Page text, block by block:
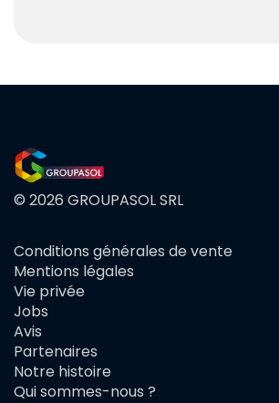
© 2026 GROUPASOL SRL
FOOTER
MENU
Conditions générales de vente
Mentions légales
Vie privée
Jobs
Avis
Partenaires
Notre histoire
Qui sommes-nous ?